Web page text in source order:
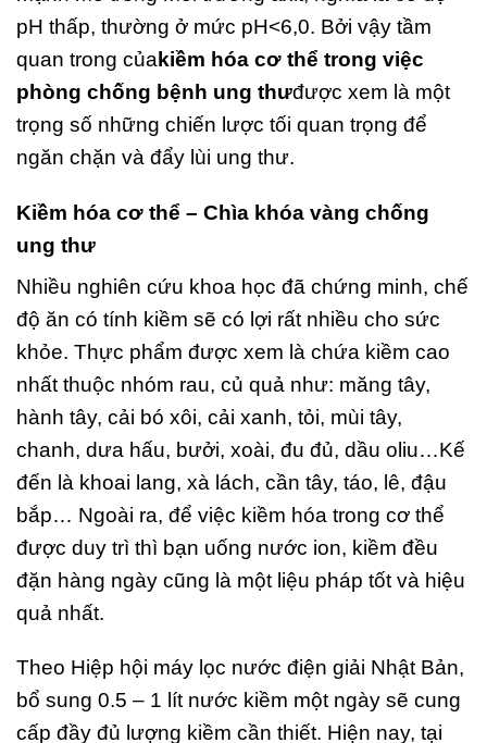
pH thấp, thường ở mức pH<6,0. Bởi vậy tầm
quan trong củakiềm hóa cơ thể trong việc
phòng chống bệnh ung thưđược xem là một
trọng số những chiến lược tối quan trọng để
ngăn chặn và đẩy lùi ung thư.
Kiềm hóa cơ thể – Chìa khóa vàng chống
ung thư
Nhiều nghiên cứu khoa học đã chứng minh, chế
độ ăn có tính kiềm sẽ có lợi rất nhiều cho sức
khỏe. Thực phẩm được xem là chứa kiềm cao
nhất thuộc nhóm rau, củ quả như: măng tây,
hành tây, cải bó xôi, cải xanh, tỏi, mùi tây,
chanh, dưa hấu, bưởi, xoài, đu đủ, dầu oliu…Kế
đến là khoai lang, xà lách, cần tây, táo, lê, đậu
bắp… Ngoài ra, để việc kiềm hóa trong cơ thể
được duy trì thì bạn uống nước ion, kiềm đều
đặn hàng ngày cũng là một liệu pháp tốt và hiệu
quả nhất.
Theo Hiệp hội máy lọc nước điện giải Nhật Bản,
bổ sung 0.5 – 1 lít nước kiềm một ngày sẽ cung
cấp đầy đủ lượng kiềm cần thiết. Hiện nay, tại